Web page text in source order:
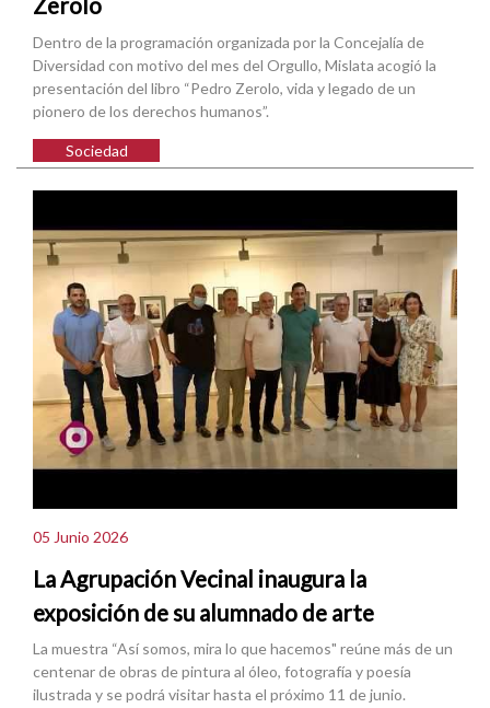
Dentro de la programación organizada por la Concejalía de
Diversidad con motivo del mes del Orgullo, Mislata acogió la
presentación del libro “Pedro Zerolo, vida y legado de un
pionero de los derechos humanos”.
Sociedad
05 Junio 2026
La Agrupación Vecinal inaugura la
exposición de su alumnado de arte
La muestra “Así somos, mira lo que hacemos" reúne más de un
centenar de obras de pintura al óleo, fotografía y poesía
ilustrada y se podrá visitar hasta el próximo 11 de junio.